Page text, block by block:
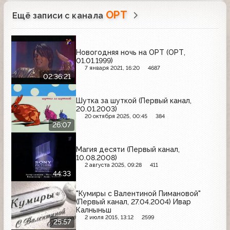
Ещё записи с канала ОРТ
02:36:21
Новогодняя ночь на ОРТ (ОРТ,
01.01.1999)
7 января 2021, 16:20 4687
26:07
Шутка за шуткой (Первый канал,
20.01.2003)
20 октября 2025, 00:45 384
44:33
Магия десяти (Первый канал,
10.08.2008)
2 августа 2025, 09:28 411
25:57
"Кумиры с Валентиной Пимановой"
(Первый канал, 27.04.2004) Ивар
Калныньш
2 июля 2015, 13:12 2599